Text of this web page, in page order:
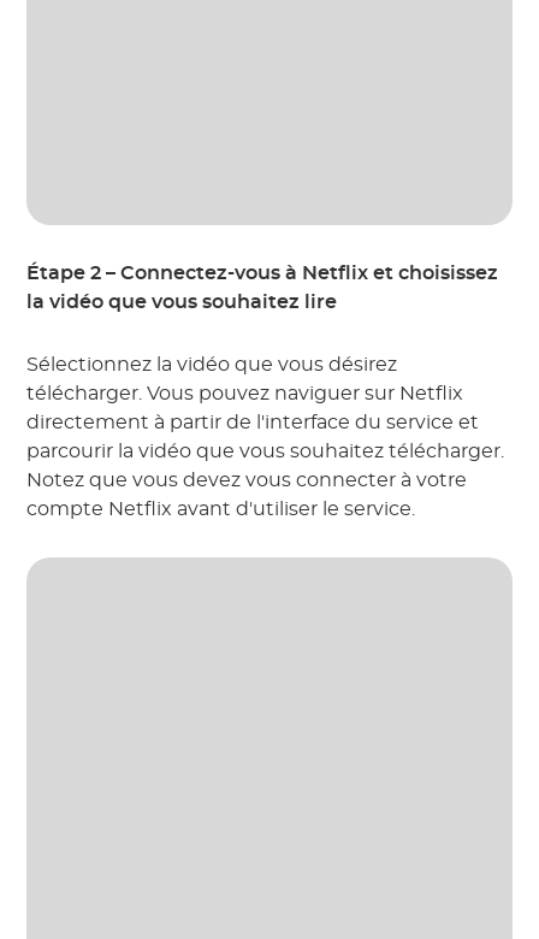
Étape 2 – Connectez-vous à Netflix et choisissez
la vidéo que vous souhaitez lire
Sélectionnez la vidéo que vous désirez
télécharger. Vous pouvez naviguer sur Netflix
directement à partir de l'interface du service et
parcourir la vidéo que vous souhaitez télécharger.
Notez que vous devez vous connecter à votre
compte Netflix avant d'utiliser le service.